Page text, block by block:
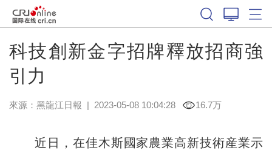
科技創新金字招牌釋放招商強
引力
來源： 黑龍江日報 | 2023-05-08 10:04:28 16.7万
近日，在佳木斯國家農業高新技術産業示